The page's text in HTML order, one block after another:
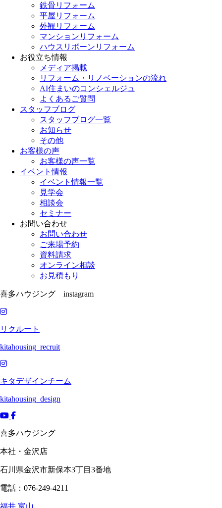
鉄骨リフォーム
平屋リフォーム
外観リフォーム
マンションリフォーム
ハウスリボーンリフォーム
お役立ち情報
メディア掲載
リフォーム・リノベーションの流れ
AI住まいのコンシェルジュ
よくあるご質問
スタッフブログ
スタッフブログ一覧
お知らせ
その他
お客様の声
お客様の声一覧
イベント情報
イベント情報一覧
見学会
相談会
セミナー
お問い合わせ
お問い合わせ
ご来場予約
資料請求
オンライン相談
お見積もり
喜多ハウジング instagram
リクルート
kitahousing_recruit
キタデザインチーム
kitahousing_design
喜多ハウジング
本社・金沢店
石川県金沢市新保本3丁目3番地
電話：076-249-4211
福井 富山